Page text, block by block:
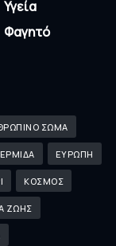
Υγεία
Φαγητό
ΣΩΜΑ
ΕΥΡΩΠΗ
ΚΟΣΜΟΣ
ΖΩΗΣ